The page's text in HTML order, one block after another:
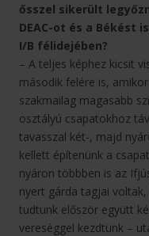
ősszel sikerült
DEAC-ot és a Békést
I/B félidejében?
– A teljes képhez kicsit
második felére is,
szakmailag magasabb
osztályú csapatokhoz
tavasszal két-, majd
kellett építenünk a
nyáron többben is az
nyert gárda tagjai
tudtunk először együtt
vereséggel kezdtünk –